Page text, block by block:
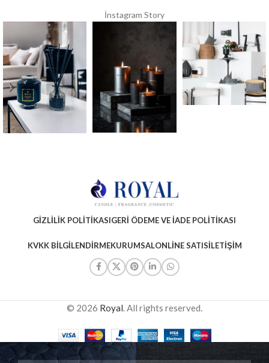
İnstagram Story
GIZLILIK POLITIKASIGERI ÖDEME VE İADE POLITIKASI
KVKK BILGILENDIRMEKURUMSALONLINE SATISİLETIŞIM
© 2026 Royal. All rights reserved.